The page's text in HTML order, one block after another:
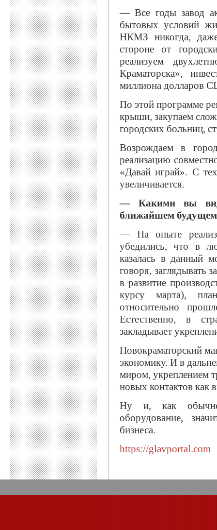
— Все годы завод
бытовых условий
НКМЗ никогда,
стороне от
реализуем
Краматорска»,
миллиона долларов
По этой программе
крыши, закупаем
городских больниц,
Возрождаем в
реализацию
«Давай играй». С
увеличивается.
— Какими вы
ближайшем
— На опыте
убедились, что в
казалась в данный
говоря, заглядывать
в развитие
курсу марта),
относительно
Естественно, в
закладывает
Новокраматорский
экономику. И в
миром, укреплением
новых контактов как
Ну и, как
оборудование,
бизнеса.
https://glavportal.com